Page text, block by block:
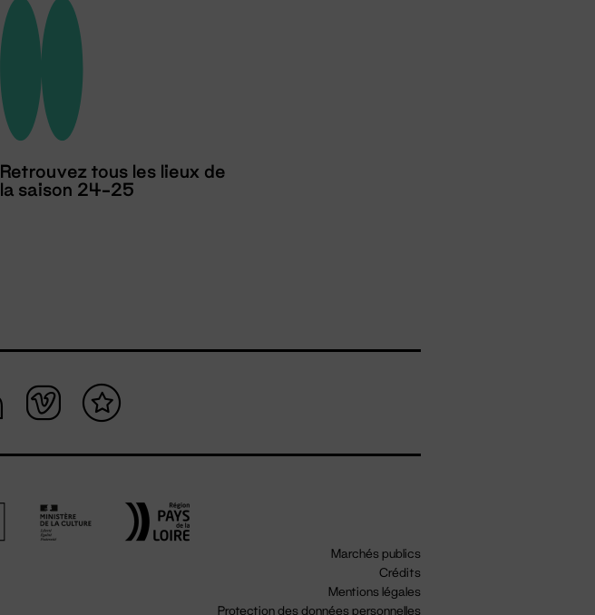
Retrouvez tous les lieux de
la saison 24-25
Marchés publics
Crédits
Mentions légales
Protection des données personnelles